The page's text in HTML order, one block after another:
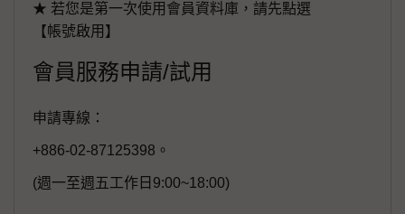
★ 若您是第一次使用會員資料庫，請先點選
【帳號啟用】
會員服務申請/試用
申請專線：
+886-02-87125398。
(週一至週五工作日9:00~18:00)